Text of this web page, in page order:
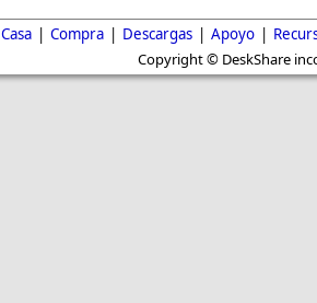
Casa | Compra | Descargas | Apoyo |
Copyright © DeskShare